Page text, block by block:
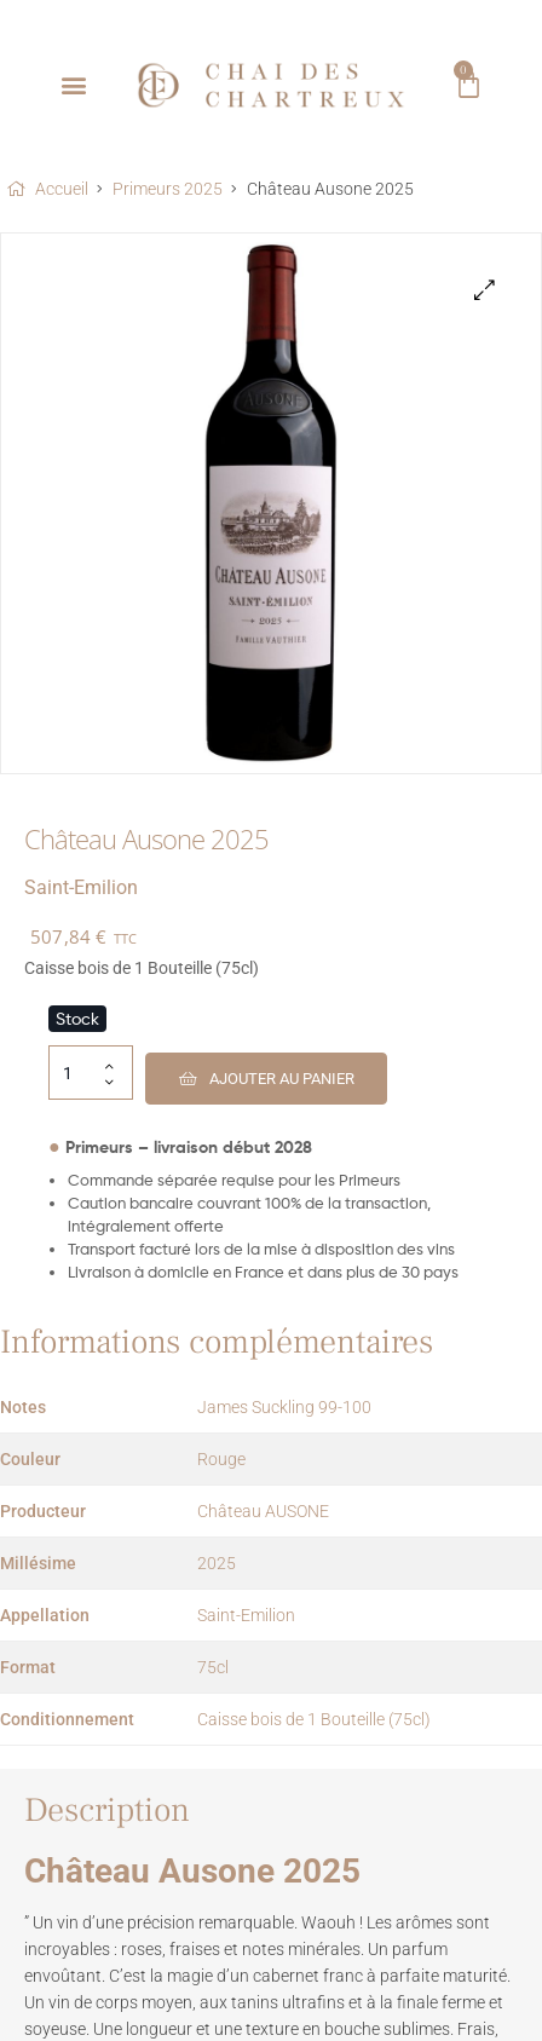
0
Accueil Primeurs 2025 Château Ausone 2025
Château Ausone 2025
Saint-Emilion
507,84€ TTC
Caisse bois de 1 Bouteille (75cl)
Stock
AJOUTER AU PANIER
● Primeurs – livraison début 2028
Commande séparée requise pour les Primeurs
Caution bancaire couvrant 100% de la transaction,
intégralement offerte
Transport facturé lors de la mise à disposition des vins
Livraison à domicile en France et dans plus de 30 pays
Description
Château Ausone 2025
” Un vin d’une précision remarquable. Waouh ! Les arômes sont
incroyables : roses, fraises et notes minérales. Un parfum
envoûtant. C’est la magie d’un cabernet franc à parfaite maturité.
Un vin de corps moyen, aux tanins ultrafins et à la finale ferme et
soyeuse. Une longueur et une texture en bouche sublimes. Frais,
Informations complémentaires
Notes James Suckling 99-100
Couleur Rouge
Producteur Château AUSONE
Millésime 2025
Appellation Saint-Emilion
Format 75cl
Conditionnement Caisse bois de 1 Bouteille (75cl)